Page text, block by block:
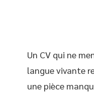
Un CV qui ne
langue vivante
une pièce